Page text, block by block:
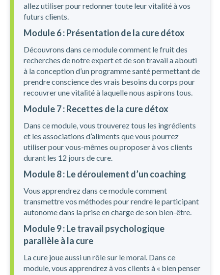
allez utiliser pour redonner toute leur vitalité à vos
futurs clients.
Module 6 : Présentation de la cure détox
Découvrons dans ce module comment le fruit des
recherches de notre expert et de son travail a abouti
à la conception d’un programme santé permettant de
prendre conscience des vrais besoins du corps pour
recouvrer une vitalité à laquelle nous aspirons tous.
Module 7 : Recettes de la cure détox
Dans ce module, vous trouverez tous les ingrédients
et les associations d’aliments que vous pourrez
utiliser pour vous-mêmes ou proposer à vos clients
durant les 12 jours de cure.
Module 8 : Le déroulement d’un coaching
Vous apprendrez dans ce module comment
transmettre vos méthodes pour rendre le participant
autonome dans la prise en charge de son bien-être.
Module 9 : Le travail psychologique
parallèle à la cure
La cure joue aussi un rôle sur le moral. Dans ce
module, vous apprendrez à vos clients à « bien penser